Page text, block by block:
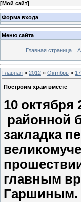
[Мой сайт]
Форма входа
Меню сайта
Главная страница
Главная » 2012 » Октябрь » 17
Построим храм вместе
10 октября
районной
закладка
главным
Гаршиным.